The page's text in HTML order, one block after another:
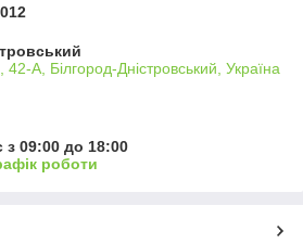
42-А, Білгород-Дністровський, Україна
з 09:00 до 18:00
роботи